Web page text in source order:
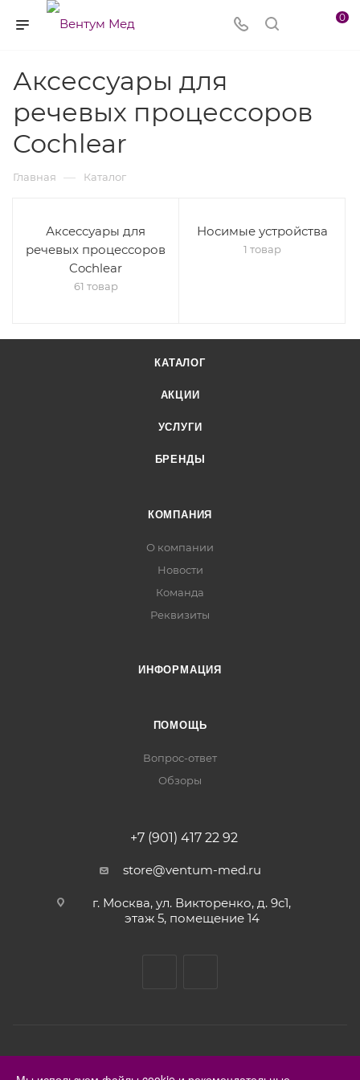
0
Аксессуары для
речевых процессоров
Cochlear
Главная — Каталог
Аксессуары для
речевых процессоров
Cochlear
61 товар
Носимые устройства
1 товар
КАТАЛОГ
АКЦИИ
УСЛУГИ
БРЕНДЫ
КОМПАНИЯ
О компании
Новости
Команда
Реквизиты
ИНФОРМАЦИЯ
ПОМОЩЬ
Вопрос-ответ
Обзоры
+7 (901) 417 22 92
store@ventum-med.ru
г. Москва, ул. Викторенко, д. 9с1,
этаж 5, помещение 14